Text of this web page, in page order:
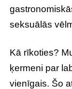
seksuālās
Kā rīkoties?
ķermeni par
vienīgais. Šo